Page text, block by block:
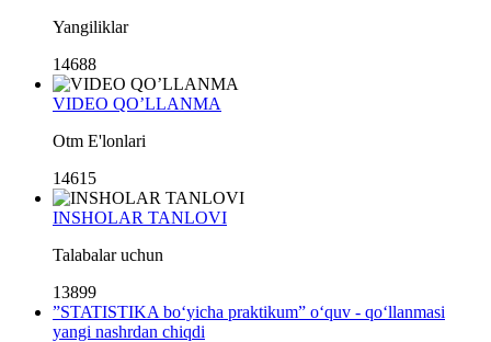
Yangiliklar
14688
VIDEO QO’LLANMA
Otm E'lonlari
14615
INSHOLAR TANLOVI
Talabalar uchun
13899
”STATISTIKA bo‘yicha praktikum” o‘quv - qo‘llanmasi
yangi nashrdan chiqdi